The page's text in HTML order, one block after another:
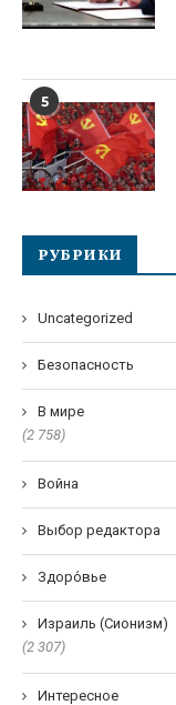
5
РУБРИКИ
Uncategorized
Безопасность
В мире
(2 758)
Война
Выбор редактора
Здоро́вье
Израиль (Сионизм)
(2 307)
Интересное